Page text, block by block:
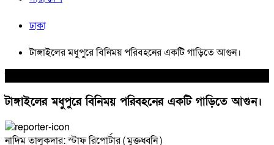
ঢাকা
টাঙ্গাইলের মধুপুরে বিনিময় পরিবহনের একটি গাড়িতে আগুন।
টাঙ্গাইলের মধুপুরে বিনিময় পরিবহনের একটি গাড়িতে আগুন।
নাদিম তালুকদার: স্টাফ রিপোর্টার ( মুক্তধ্বনি )